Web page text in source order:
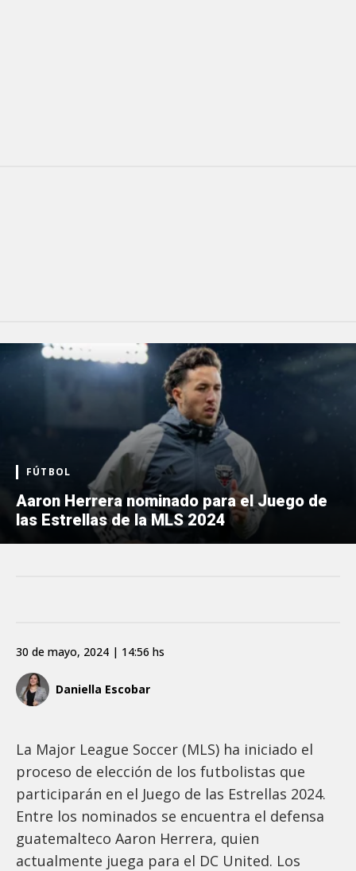
FÚTBOL
Aaron Herrera nominado para el Juego de
las Estrellas de la MLS 2024
Daniella Escobar
30 de mayo, 2024 | 14:56 hs
La Major League Soccer (MLS) ha iniciado el
proceso de elección de los futbolistas que
participarán en el Juego de las Estrellas 2024.
Entre los nominados se encuentra el defensa
guatemalteco Aaron Herrera, quien
actualmente juega para el DC United. Los